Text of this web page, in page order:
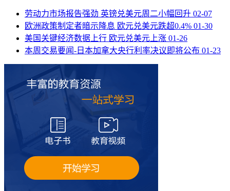
劳动力市场报告强劲 英镑兑美元周二小幅回升 02-07
欧洲政策制定者暗示降息 欧元兑美元跌超0.4% 01-30
美国关键经济数据上行 欧元兑美元上涨 01-26
本周交易要闻-日本加拿大央行利率决议即将公布 01-23